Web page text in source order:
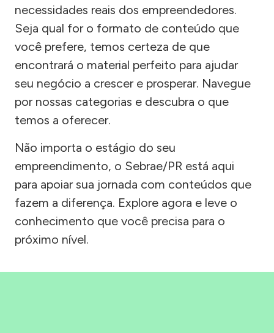
necessidades reais dos empreendedores.
Seja qual for o formato de conteúdo que
você prefere, temos certeza de que
encontrará o material perfeito para ajudar
seu negócio a crescer e prosperar. Navegue
por nossas categorias e descubra o que
temos a oferecer.
Não importa o estágio do seu
empreendimento, o Sebrae/PR está aqui
para apoiar sua jornada com conteúdos que
fazem a diferença. Explore agora e leve o
conhecimento que você precisa para o
próximo nível.